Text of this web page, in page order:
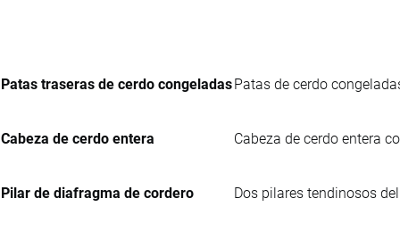
Patas traseras de cerdo congeladas Patas de cerdo
Cabeza de cerdo entera Cabeza de cerdo entera
Pilar de diafragma de cordero Dos pilares tendinosos